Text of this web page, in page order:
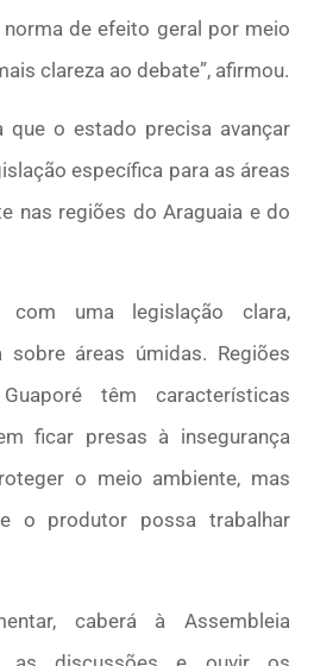
de efeito geral por meio
clareza ao debate”, afirmou.
que o estado precisa avançar
específica para as áreas
nas regiões do Araguaia e do
com uma legislação clara,
áreas úmidas. Regiões
têm características
ficar presas à insegurança
o meio ambiente, mas
o produtor possa trabalhar
caberá à Assembleia